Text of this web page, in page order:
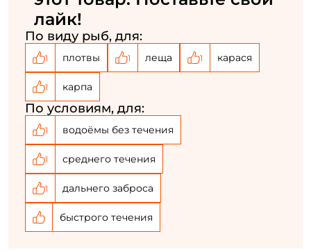
лайк!
По виду рыб, для:
1 плотвы 1 леща 1 карася
1 карпа
По условиям, для:
1 водоёмы без течения
1 среднего течения
1 дальнего заброса
быстрого течения